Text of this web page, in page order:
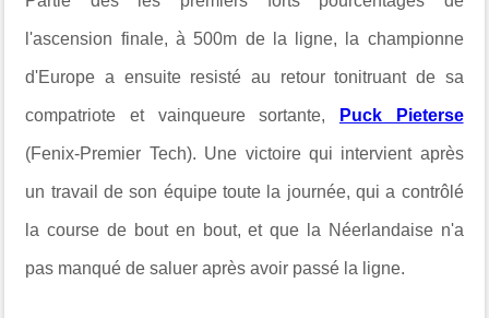
l'ascension finale, à 500m de la ligne, la championne
d'Europe a ensuite resisté au retour tonitruant de sa
compatriote et vainqueure sortante, Puck Pieterse
(Fenix-Premier Tech). Une victoire qui intervient après
un travail de son équipe toute la journée, qui a contrôlé
la course de bout en bout, et que la Néerlandaise n'a
pas manqué de saluer après avoir passé la ligne.